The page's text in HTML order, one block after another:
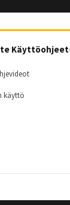
Käyttöohjeet
käyttö